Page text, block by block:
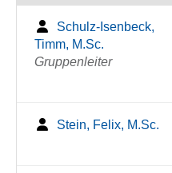
Schulz-Isenbeck,
Timm, M.Sc.
Gruppenleiter
Stein, Felix, M.Sc.